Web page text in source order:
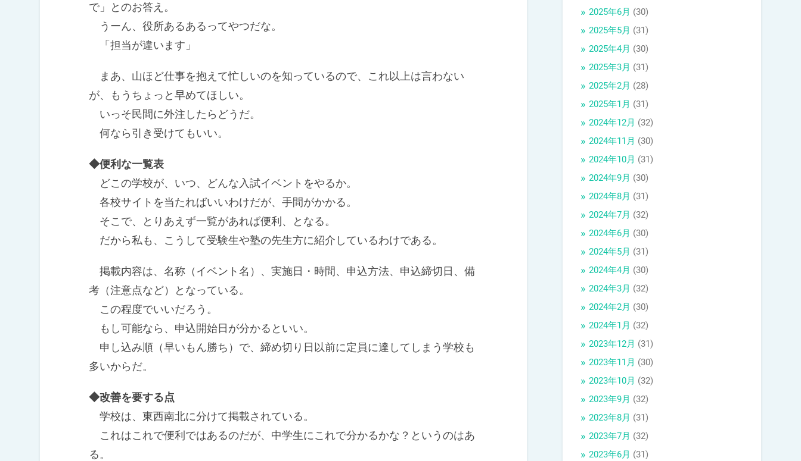
で」とのお答え。
うーん、役所あるあるってやつだな。
「担当が違います」
まあ、山ほど仕事を抱えて忙しいのを知っているので、これ以上は言わない
が、もうちょっと早めてほしい。
いっそ民間に外注したらどうだ。
何なら引き受けてもいい。
◆便利な一覧表
どこの学校が、いつ、どんな入試イベントをやるか。
各校サイトを当たればいいわけだが、手間がかかる。
そこで、とりあえず一覧があれば便利、となる。
だから私も、こうして受験生や塾の先生方に紹介しているわけである。
掲載内容は、名称（イベント名）、実施日・時間、申込方法、申込締切日、備
考（注意点など）となっている。
この程度でいいだろう。
もし可能なら、申込開始日が分かるといい。
申し込み順（早いもん勝ち）で、締め切り日以前に定員に達してしまう学校も
多いからだ。
◆改善を要する点
学校は、東西南北に分けて掲載されている。
これはこれで便利ではあるのだが、中学生にこれで分かるかな？というのはあ
る。
2025年6月 (30)
2025年5月 (31)
2025年4月 (30)
2025年3月 (31)
2025年2月 (28)
2025年1月 (31)
2024年12月 (32)
2024年11月 (30)
2024年10月 (31)
2024年9月 (30)
2024年8月 (31)
2024年7月 (32)
2024年6月 (30)
2024年5月 (31)
2024年4月 (30)
2024年3月 (32)
2024年2月 (30)
2024年1月 (32)
2023年12月 (31)
2023年11月 (30)
2023年10月 (32)
2023年9月 (32)
2023年8月 (31)
2023年7月 (32)
2023年6月 (31)